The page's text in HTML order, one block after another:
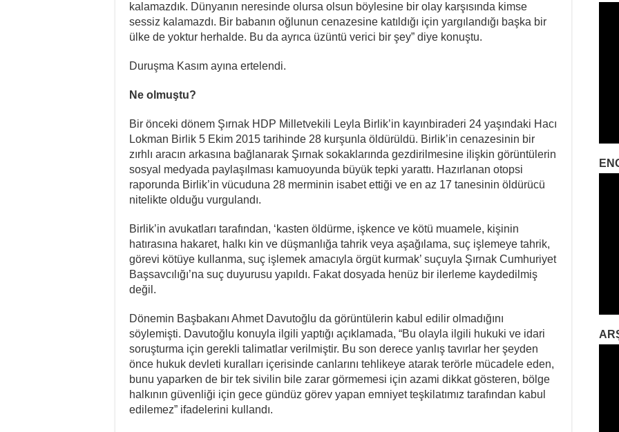
kalamazdık. Dünyanın neresinde olursa olsun böylesine bir olay karşısında kimse
sessiz kalamazdı. Bir babanın oğlunun cenazesine katıldığı için yargılandığı başka bir
ülke de yoktur herhalde. Bu da ayrıca üzüntü verici bir şey” diye konuştu.
Duruşma Kasım ayına ertelendi.
Ne olmuştu?
Bir önceki dönem Şırnak HDP Milletvekili Leyla Birlik’in kayınbiraderi 24 yaşındaki Hacı
Lokman Birlik 5 Ekim 2015 tarihinde 28 kurşunla öldürüldü. Birlik’in cenazesinin bir
zırhlı aracın arkasına bağlanarak Şırnak sokaklarında gezdirilmesine ilişkin görüntülerin
sosyal medyada paylaşılması kamuoyunda büyük tepki yarattı. Hazırlanan otopsi
raporunda Birlik’in vücuduna 28 merminin isabet ettiği ve en az 17 tanesinin öldürücü
nitelikte olduğu vurgulandı.
Birlik’in avukatları tarafından, ‘kasten öldürme, işkence ve kötü muamele, kişinin
hatırasına hakaret, halkı kin ve düşmanlığa tahrik veya aşağılama, suç işlemeye tahrik,
görevi kötüye kullanma, suç işlemek amacıyla örgüt kurmak’ suçuyla Şırnak Cumhuriyet
Başsavcılığı’na suç duyurusu yapıldı. Fakat dosyada henüz bir ilerleme kaydedilmiş
değil.
Dönemin Başbakanı Ahmet Davutoğlu da görüntülerin kabul edilir olmadığını
söylemişti. Davutoğlu konuyla ilgili yaptığı açıklamada, “Bu olayla ilgili hukuki ve idari
soruşturma için gerekli talimatlar verilmiştir. Bu son derece yanlış tavırlar her şeyden
önce hukuk devleti kuralları içerisinde canlarını tehlikeye atarak terörle mücadele eden,
bunu yaparken de bir tek sivilin bile zarar görmemesi için azami dikkat gösteren, bölge
halkının güvenliği için gece gündüz görev yapan emniyet teşkilatımız tarafından kabul
edilemez” ifadelerini kullandı.